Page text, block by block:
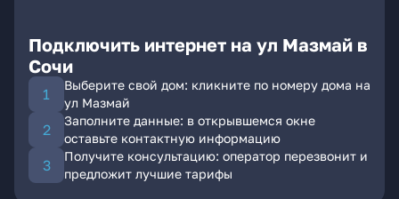
Подключить интернет на ул Мазмай в
Сочи
Выберите свой дом: кликните по номеру дома на
ул Мазмай
Заполните данные: в открывшемся окне
оставьте контактную информацию
Получите консультацию: оператор перезвонит и
предложит лучшие тарифы